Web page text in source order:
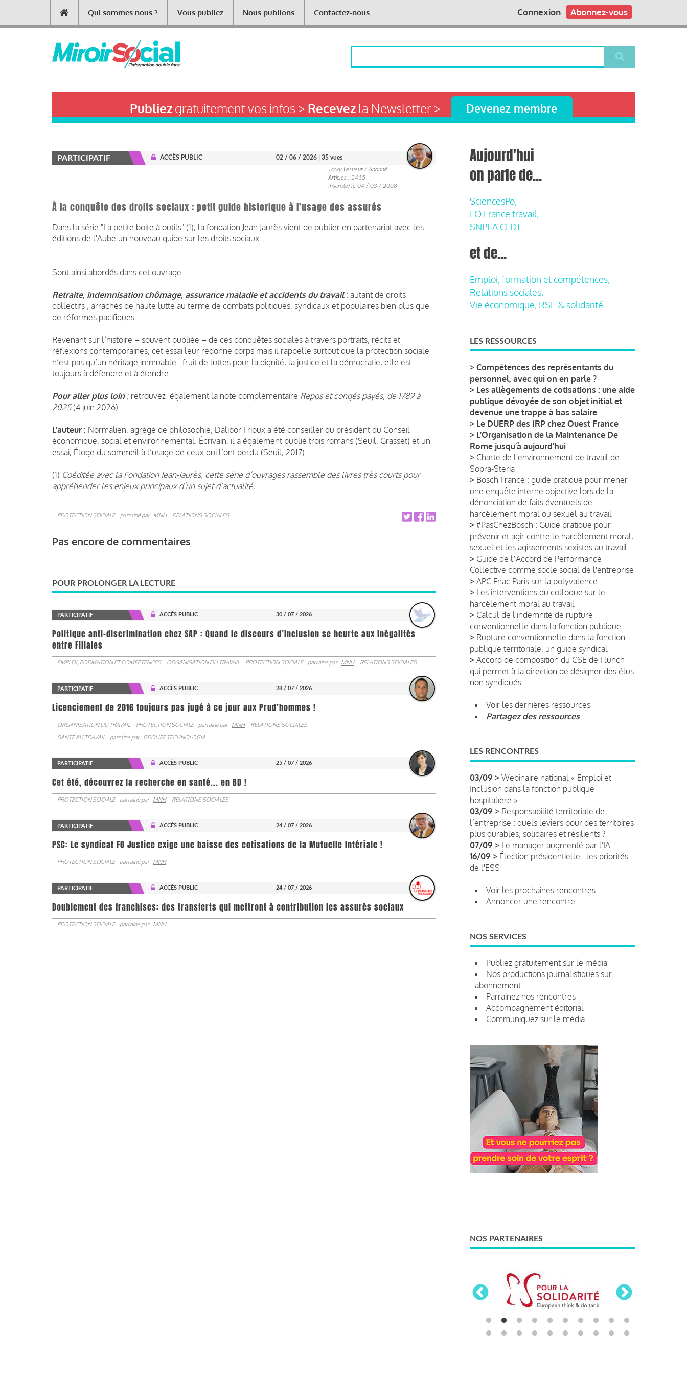
contenu
Main
navigation
Qui sommes nous ? Vous publiez Nous publions Contactez-nous Abonnez-vous
Connexion
Publiezgratuitement vos infos > Recevezla Newsletter > Devenez membre
PARTICIPATIF ACCÈS PUBLIC 02 / 06 / 2026
| 35 vues
Jacky Lesueur / Abonné
Articles : 2415
Inscrit(e) le 04 / 03 / 2008
À la conquête des droits sociaux : petit guide historique à l’usage des assurés
Dans la série "La petite boite à outils" (1), la fondation Jean Jaurès vient de publier en partenariat avec les
éditions de l'Aube un nouveau guide sur les droits sociaux
Sont ainsi abordés dans cet ouvrage:
Retraite, indemnisation chômage, assurance maladie et accidents du travail : autant de droits
collectifs , arrachés de haute lutte au terme de combats politiques, syndicaux et populaires bien plus que
de réformes pacifiques.
Revenant sur l’histoire – souvent oubliée – de ces conquêtes sociales à travers portraits, récits et
réflexions contemporaines, cet essai leur redonne corps mais il rappelle surtout que la protection sociale
n’est pas qu’un héritage immuable : fruit de luttes pour la dignité, la justice et la démocratie, elle est
toujours à défendre et à étendre.
Pour aller plus loin :retrouvez également la note complémentaire Repos et congés payés, de 1789 à
2025(4 juin 2026)
L’auteur : Normalien, agrégé de philosophie, Dalibor Frioux a été conseiller du président du Conseil
économique, social et environnemental. Écrivain, il a également publié trois romans (Seuil, Grasset) et un
essai, Éloge du sommeil à l’usage de ceux qui l’ont perdu (Seuil, 2017).
(1) Coéditée avec la Fondation Jean-Jaurès, cette série d’ouvrages rassemble des livres très courts pour
appréhender les enjeux principaux d’un sujet d’actualité.
PROTECTION SOCIALE parrainé par MNH RELATIONS SOCIALES
Pas encore de commentaires
POUR PROLONGER LA LECTURE
PARTICIPATIF ACCÈS PUBLIC 30 / 07 / 2026
Politique anti-discrimination chez SAP : Quand le discours d’inclusion se heurte aux inégalités
entre Filiales
EMPLOI, FORMATION ET COMPÉTENCES ORGANISATION DU TRAVAIL PROTECTION SOCIALE parrainé par MNH RELATIONS SOCIALES
PARTICIPATIF ACCÈS PUBLIC 28 / 07 / 2026
Licenciement de 2016 toujours pas jugé à ce jour aux Prud’hommes !
ORGANISATION DU TRAVAIL PROTECTION SOCIALE parrainé par MNH
RELATIONS SOCIALES
SANTÉ AU TRAVAIL
parrainé par GROUPE TECHNOLOGIA
PARTICIPATIF ACCÈS PUBLIC 25 / 07 / 2026
Cet été, découvrez la recherche en santé... en BD !
PROTECTION SOCIALE parrainé par MNH RELATIONS SOCIALES
PARTICIPATIF ACCÈS PUBLIC 24 / 07 / 2026
PSC: Le syndicat FO Justice exige une baisse des cotisations de la Mutuelle Intériale !
PROTECTION SOCIALE parrainé par MNH
PARTICIPATIF ACCÈS PUBLIC 24 / 07 / 2026
Doublement des franchises: des transferts qui mettront à contribution les assurés sociaux
PROTECTION SOCIALE parrainé par MNH
Aujourd'hui
on parle de...
SciencesPo,
FO France travail,
SNPEA CFDT
et de...
Emploi, formation et compétences,
Relations sociales,
Vie économique, RSE & solidarité
LES RESSOURCES
> Compétences des représentants du
personnel, avec qui on en parle ?
> Les allègements de cotisations : une aide
publique dévoyée de son objet initial et
devenue une trappe à bas salaire
> Le DUERP des IRP chez Ouest France
> L’Organisation de la Maintenance De
Rome jusqu’à aujourd’hui
> Charte de l'environnement de travail de
Sopra-Steria
> Bosch France : guide pratique pour mener
une enquête interne objective lors de la
dénonciation de faits éventuels de
harcèlement moral ou sexuel au travail
> #PasChezBosch : Guide pratique pour
prévenir et agir contre le harcèlement moral,
sexuel et les agissements sexistes au travail
> Guide de lʼAccord de Performance
Collective comme socle social de l'entreprise
> APC Fnac Paris sur la polyvalence
> Les interventions du colloque sur le
harcèlement moral au travail
> Calcul de l'indemnité de rupture
conventionnelle dans la fonction publique
> Rupture conventionnelle dans la fonction
publique territoriale, un guide syndical
> Accord de composition du CSE de Flunch
qui permet à la direction de désigner des élus
non syndiqués
Voir les dernières ressources
Partagez des ressources
LES RENCONTRES
03/09 > Webinaire national « Emploi et
Inclusion dans la fonction publique
hospitalière »
03/09 > Responsabilité territoriale de
l’entreprise : quels leviers pour des territoires
plus durables, solidaires et résilients ?
07/09 > Le manager augmenté par l'IA
16/09 > Élection présidentielle : les priorités
de l'ESS
Voir les prochaines rencontres
Annoncer une rencontre
NOS SERVICES
Publiez gratuitement sur le média
Nos productions journalistiques sur
abonnement
Parrainez nos rencontres
Accompagnement éditorial
Communiquez sur le média
NOS PARTENAIRES